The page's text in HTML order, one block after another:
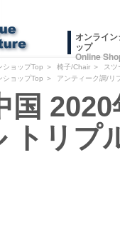
オンライ
ップ
Online
ショップTop ＞ 椅子/Chair ＞
ス
ショップTop ＞ アンティーク調/リ
国
トリプ